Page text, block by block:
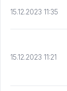
15.12.2023 11:35
15.12.2023 11:21